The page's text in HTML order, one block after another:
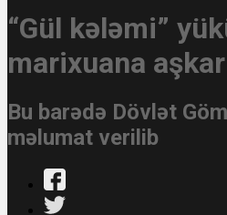
“Gül kələmi”
marixuana
Bu barədə Dövlət
məlumat verilib